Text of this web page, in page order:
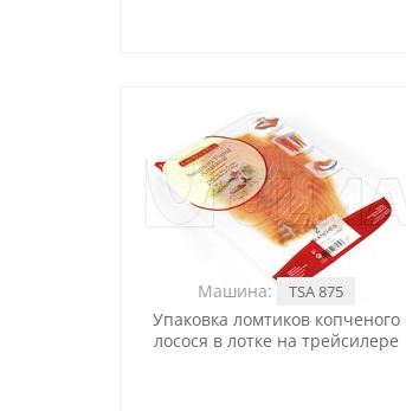
Упаковка ломтиков копченого
лосося в лотке на трейсилере
Машина: TSA 875